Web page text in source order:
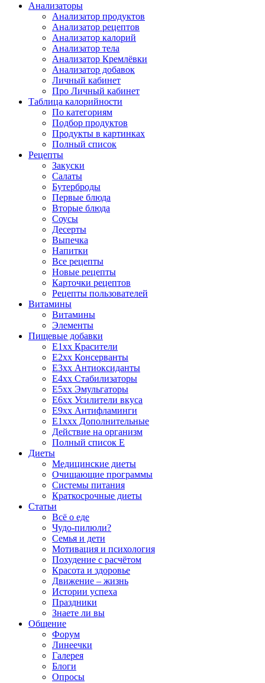
Анализаторы
Анализатор продуктов
Анализатор рецептов
Анализатор калорий
Анализатор тела
Анализатор Кремлёвки
Анализатор добавок
Личный кабинет
Про Личный кабинет
Таблица калорийности
По категориям
Подбор продуктов
Продукты в картинках
Полный список
Рецепты
Закуски
Салаты
Бутерброды
Первые блюда
Вторые блюда
Соусы
Десерты
Выпечка
Напитки
Все рецепты
Новые рецепты
Карточки рецептов
Рецепты пользователей
Витамины
Витамины
Элементы
Пищевые добавки
E1xx Красители
E2xx Консерванты
E3xx Антиоксиданты
E4xx Стабилизаторы
E5xx Эмульгаторы
E6xx Усилители вкуса
E9xx Антифламинги
E1xxx Дополнительные
Действие на организм
Полный список E
Диеты
Медицинские диеты
Очищающие программы
Системы питания
Краткосрочные диеты
Статьи
Всё о еде
Чудо-пилюли?
Семья и дети
Мотивация и психология
Похудение с расчётом
Красота и здоровье
Движение – жизнь
Истории успеха
Праздники
Знаете ли вы
Общение
Форум
Линеечки
Галерея
Блоги
Опросы